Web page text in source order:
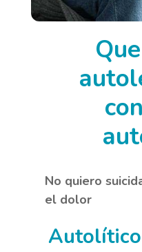
No quiero
el dolor